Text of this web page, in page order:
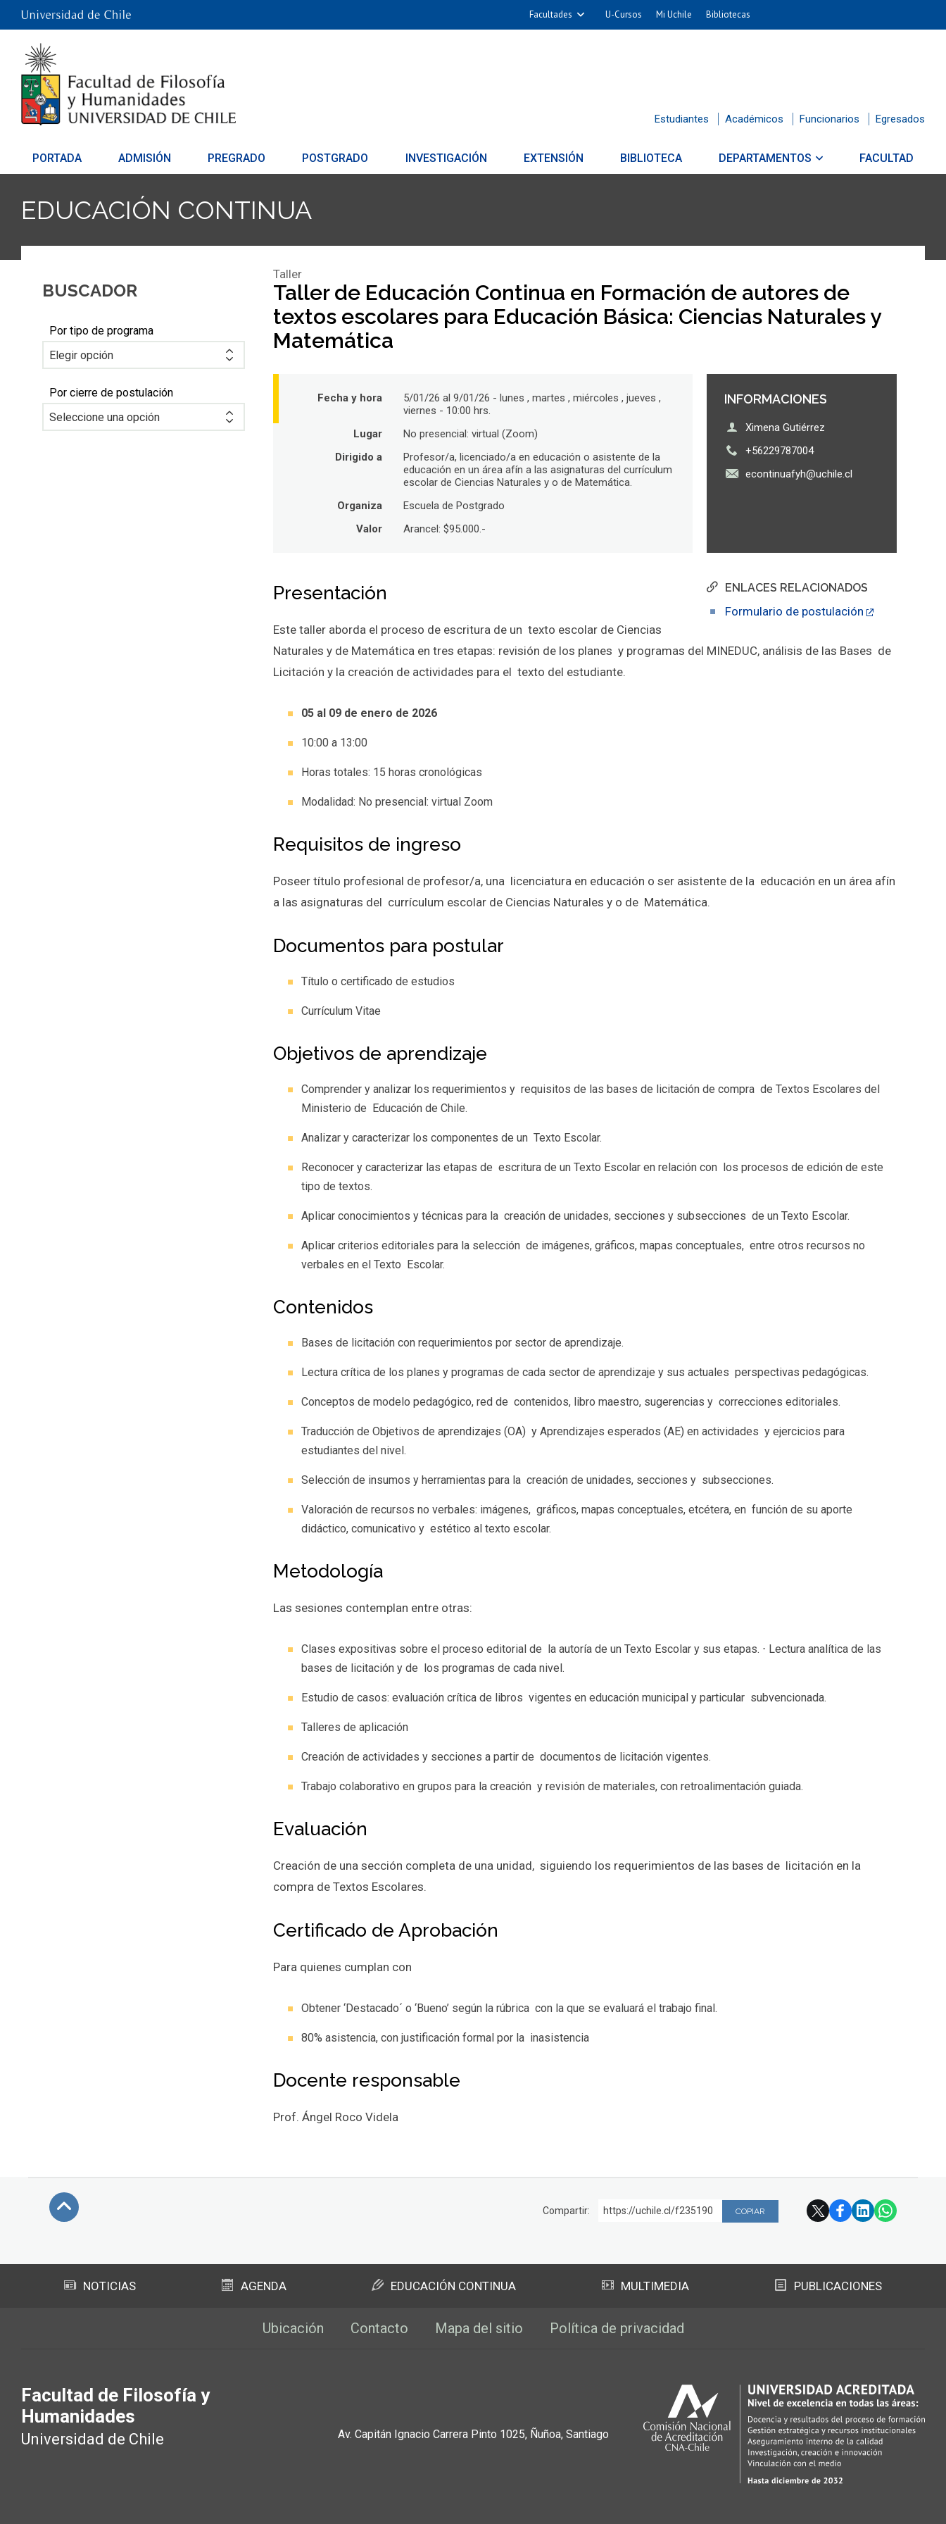
Facultades U-Cursos Mi Uchile Bibliotecas
Estudiantes Académicos Funcionarios Egresados
PORTADA ADMISIÓN PREGRADO POSTGRADO INVESTIGACIÓN EXTENSIÓN BIBLIOTECA DEPARTAMENTOS FACULTAD
EDUCACIÓN CONTINUA
BUSCADOR
Por tipo de programa
Por cierre de postulación
Taller
Taller de Educación Continua en Formación de autores de
textos escolares para Educación Básica: Ciencias Naturales y
Matemática
INFORMACIONES
Ximena Gutiérrez
+56229787004
econtinuafyh@uchile.cl
Fecha y hora
5/01/26 al 9/01/26 - lunes , martes , miércoles , jueves ,
viernes - 10:00 hrs.
Lugar
No presencial: virtual (Zoom)
Dirigido a
Profesor/a, licenciado/a en educación o asistente de la
educación en un área afín a las asignaturas del currículum
escolar de Ciencias Naturales y o de Matemática.
Organiza
Escuela de Postgrado
Valor
Arancel: $95.000.-
ENLACES RELACIONADOS
Formulario de postulación
Presentación
Este taller aborda el proceso de escritura de un texto escolar de Ciencias
Naturales y de Matemática en tres etapas: revisión de los planes y programas del MINEDUC, análisis de las Bases de
Licitación y la creación de actividades para el texto del estudiante.
05 al 09 de enero de 2026
10:00 a 13:00
Horas totales: 15 horas cronológicas
Modalidad: No presencial: virtual Zoom
Requisitos de ingreso
Poseer título profesional de profesor/a, una licenciatura en educación o ser asistente de la educación en un área afín
a las asignaturas del currículum escolar de Ciencias Naturales y o de Matemática.
Documentos para postular
Título o certificado de estudios
Currículum Vitae
Objetivos de aprendizaje
Comprender y analizar los requerimientos y requisitos de las bases de licitación de compra de Textos Escolares del
Ministerio de Educación de Chile.
Analizar y caracterizar los componentes de un Texto Escolar.
Reconocer y caracterizar las etapas de escritura de un Texto Escolar en relación con los procesos de edición de este
tipo de textos.
Aplicar conocimientos y técnicas para la creación de unidades, secciones y subsecciones de un Texto Escolar.
Aplicar criterios editoriales para la selección de imágenes, gráficos, mapas conceptuales, entre otros recursos no
verbales en el Texto Escolar.
Contenidos
Bases de licitación con requerimientos por sector de aprendizaje.
Lectura crítica de los planes y programas de cada sector de aprendizaje y sus actuales perspectivas pedagógicas.
Conceptos de modelo pedagógico, red de contenidos, libro maestro, sugerencias y correcciones editoriales.
Traducción de Objetivos de aprendizajes (OA) y Aprendizajes esperados (AE) en actividades y ejercicios para
estudiantes del nivel.
Selección de insumos y herramientas para la creación de unidades, secciones y subsecciones.
Valoración de recursos no verbales: imágenes, gráficos, mapas conceptuales, etcétera, en función de su aporte
didáctico, comunicativo y estético al texto escolar.
Metodología
Las sesiones contemplan entre otras:
Clases expositivas sobre el proceso editorial de la autoría de un Texto Escolar y sus etapas. ⋅ Lectura analítica de las
bases de licitación y de los programas de cada nivel.
Estudio de casos: evaluación crítica de libros vigentes en educación municipal y particular subvencionada.
Talleres de aplicación
Creación de actividades y secciones a partir de documentos de licitación vigentes.
Trabajo colaborativo en grupos para la creación y revisión de materiales, con retroalimentación guiada.
Evaluación
Creación de una sección completa de una unidad, siguiendo los requerimientos de las bases de licitación en la
compra de Textos Escolares.
Certificado de Aprobación
Para quienes cumplan con
Obtener ‘Destacado´ o ‘Bueno’ según la rúbrica con la que se evaluará el trabajo final.
80% asistencia, con justificación formal por la inasistencia
Docente responsable
Prof. Ángel Roco Videla
Compartir: https://uchile.cl/f235190 COPIAR
NOTICIAS AGENDA EDUCACIÓN CONTINUA MULTIMEDIA PUBLICACIONES
Ubicación Contacto Mapa del sitio Política de privacidad
Facultad de Filosofía y
Humanidades
Universidad de Chile Av. Capitán Ignacio Carrera Pinto 1025, Ñuñoa, Santiago